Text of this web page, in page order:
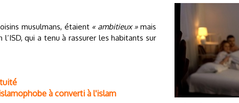
musulmans, étaient « ambitieux »mais
l’ISD, qui a tenu à rassurer les habitants sur
à converti à l'islam